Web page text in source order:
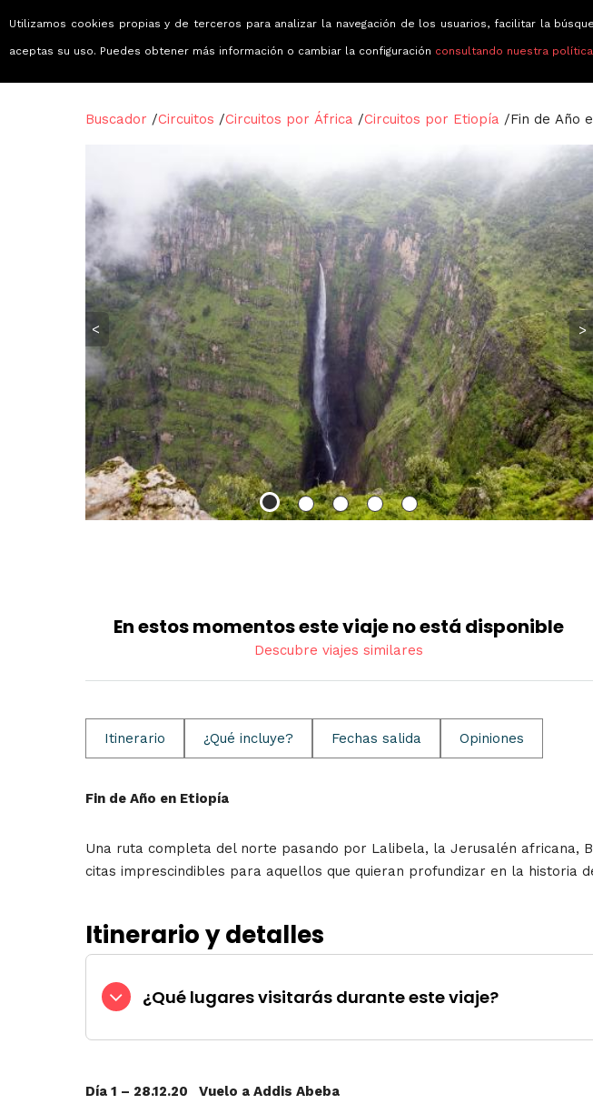
Buscador /Circuitos /Circuitos por África /Circuitos por Etiopía /Fin de Año
< >
En estos momentos este viaje no está disponible
Descubre viajes similares
Itinerario ¿Qué incluye? Fechas salida Opiniones
Fin de Año en Etiopía
Una ruta completa del norte pasando por Lalibela, la Jerusalén africana,
citas imprescindibles para aquellos que quieran profundizar en la historia
Itinerario y detalles
¿Qué lugares visitarás durante este viaje?
Día 1 – 28.12.20 Vuelo a Addis Abeba
Utilizamos cookies propias y de terceros para analizar la navegación de los usuarios, facilitar la
aceptas su uso. Puedes obtener más información o cambiar la configuración consultando nuestra